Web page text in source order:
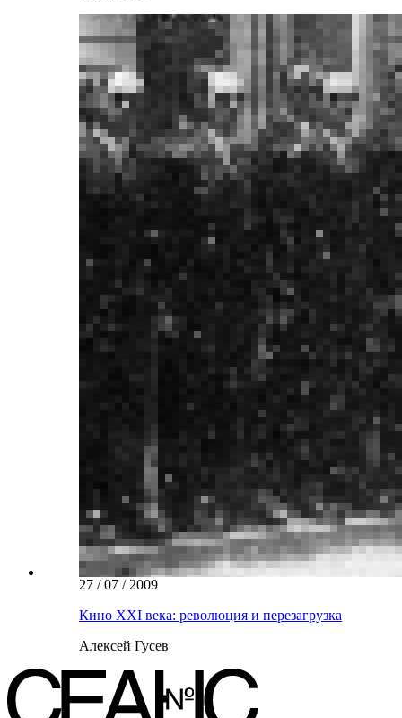
27 / 07 / 2009
Кино XXI века: революция и перезагрузка
Алексей Гусев